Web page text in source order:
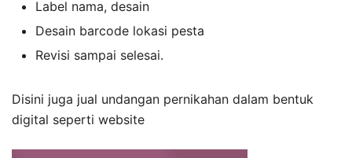
Label nama, desain
Desain barcode lokasi pesta
Revisi sampai selesai.
Disini juga jual undangan pernikahan dalam bentuk
digital seperti website